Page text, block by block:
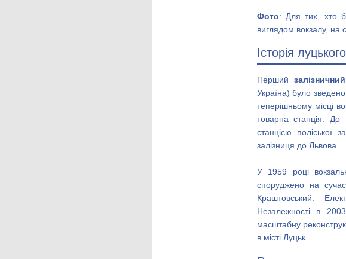
Фото: Для тих, хто
виглядом вокзалу, на
Історія
Перший
Україна) було
теперішньому місці
товарна станція.
станцією поліської
залізниця до Львова.
У 1959 році
споруджено на
Краштовський.
Незалежності в
масштабну
в місті Луцьк.